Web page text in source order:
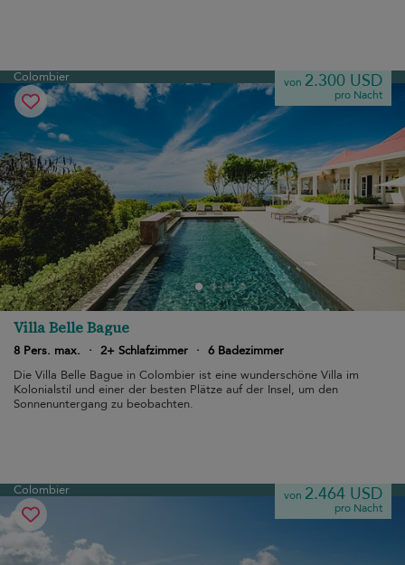
Colombier von 2.300 USD
pro Nacht
Villa Belle Bague
8 Pers. max. · 2+ Schlafzimmer · 6 Badezimmer
Die Villa Belle Bague in Colombier ist eine wunderschöne Villa im
Kolonialstil und einer der besten Plätze auf der Insel, um den
Sonnenuntergang zu beobachten.
Colombier von 2.464 USD
pro Nacht